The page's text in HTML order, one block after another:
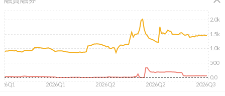
2026Q1 2026Q2 2026Q2 2026Q3
0.0
500
1.0k
1.5k
2.0k